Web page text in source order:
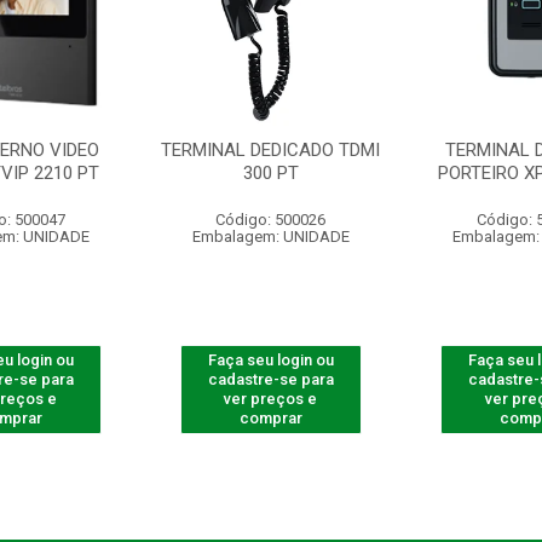
VIDEO
2210 PT
500047
UNIDADE
login ou
se para
e
TERMINAL DEDICADO TDMI
300 PT
Código: 500026
Embalagem: UNIDADE
Faça seu login ou
cadastre-se para
ver preços e
comprar
TERMINAL
PORTEIRO
Código:
Embalagem:
Faça seu
ver